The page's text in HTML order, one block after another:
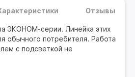
ЭКОНОМ-серии. Линейка этих
обычного потребителя. Работа
с подсветкой не
Отзывы